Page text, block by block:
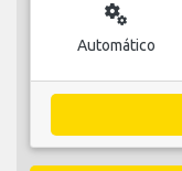
miscellaneous_services
Automático